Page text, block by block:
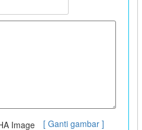
[ Ganti gambar ]